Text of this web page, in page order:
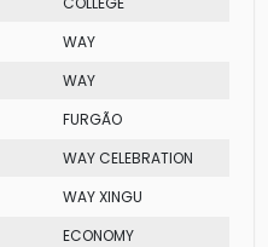
WAY
WAY
FURGÃO
WAY CELEBRATION
WAY XINGU
ECONOMY